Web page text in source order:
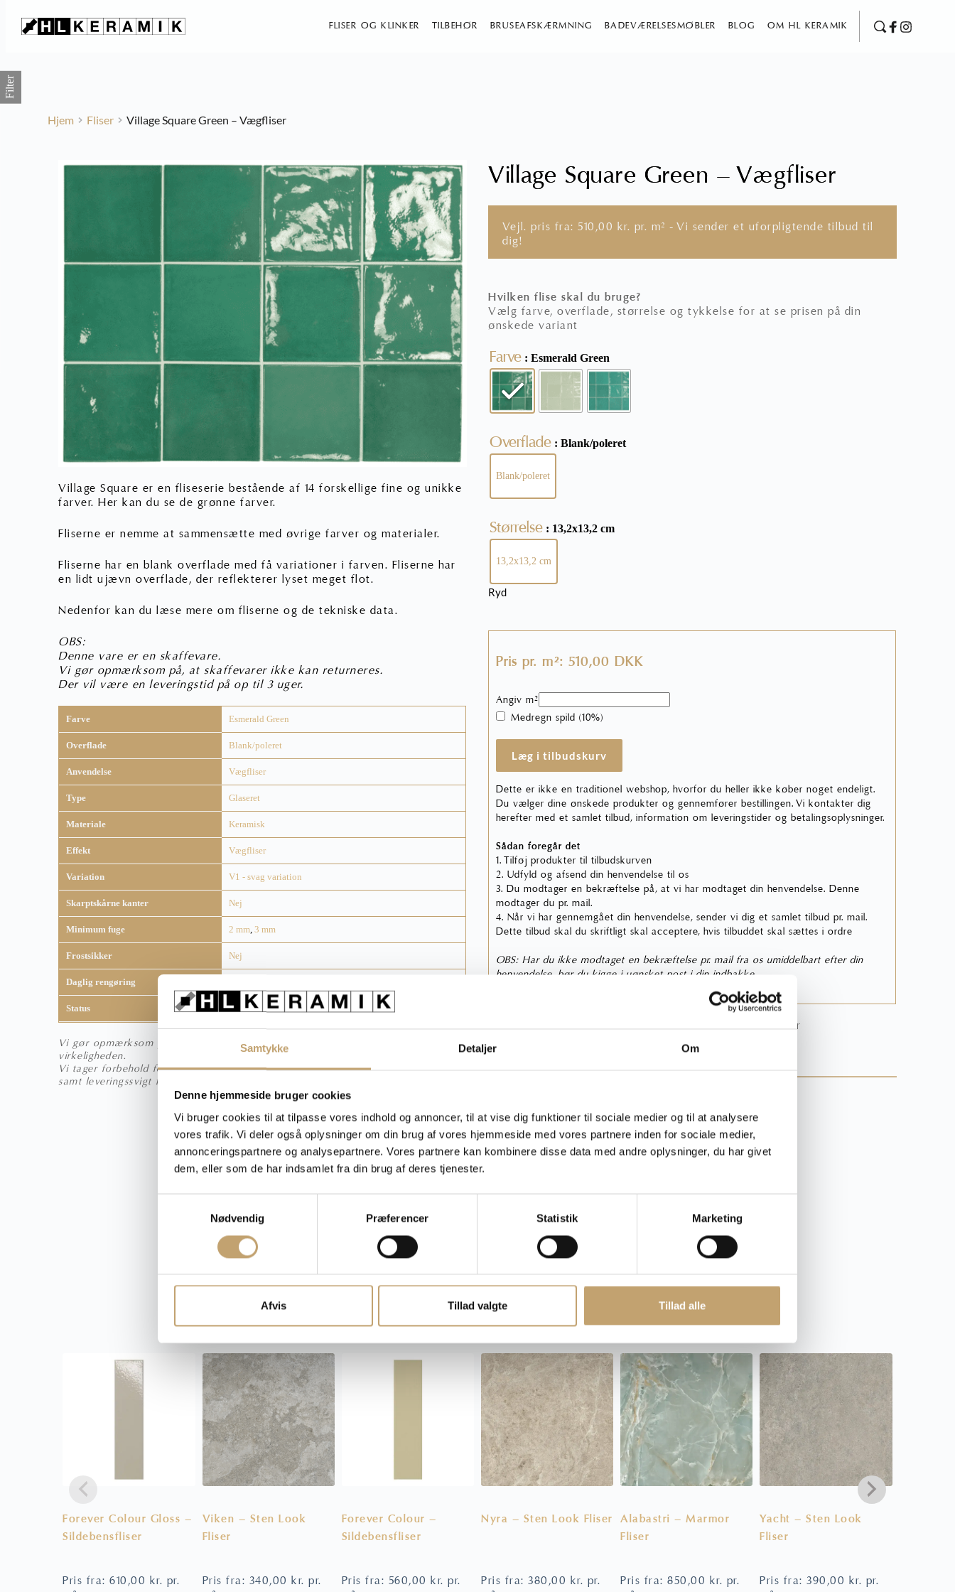
Samtykke Detaljer Om
Denne hjemmeside bruger cookies
Vi bruger cookies til at tilpasse vores indhold og annoncer, til at vise dig funktioner til sociale medier og til at analysere
vores trafik. Vi deler også oplysninger om din brug af vores hjemmeside med vores partnere inden for sociale medier,
annonceringspartnere og analysepartnere. Vores partnere kan kombinere disse data med andre oplysninger, du har givet
dem, eller som de har indsamlet fra din brug af deres tjenester.
v
Nødvendig Præferencer Statistik Marketing
Afvis Tillad valgte Tillad alle
indhold
FLISER OG KLINKER TILBEHØR BRUSEAFSKÆRMNING BADEVÆRELSESMØBLER BLOG OM HL KERAMIK
Hjem Fliser Village Square Green – Vægfliser
Village Square er en fliseserie bestående af 14 forskellige fine og unikke
farver. Her kan du se de grønne farver.
Fliserne er nemme at sammensætte med øvrige farver og materialer.
Fliserne har en blank overflade med få variationer i farven. Fliserne har
en lidt ujævn overflade, der reflekterer lyset meget flot.
Nedenfor kan du læse mere om fliserne og de tekniske data.
OBS:
Denne vare er en skaffevare.
Vi gør opmærksom på, at skaffevarer ikke kan returneres.
Der vil være en leveringstid på op til 3 uger.
Farve Esmerald Green
Overflade Blank/poleret
Anvendelse Vægfliser
Type Glaseret
Materiale Keramisk
Effekt Vægfliser
Variation V1 - svag variation
Skarptskårne kanter Nej
Minimum fuge 2 mm, 3 mm
Frostsikker Nej
Daglig rengøring
Status Bestillingsvare
Vi gør opmærksom på, at fliser kan syne anderledes på billeder end i
virkeligheden.
Vi tager forbehold for trykfejl, prisfejl, udgåede varer, moms- og afgiftsændringer
samt leveringssvigt fra vores leverandører.
Village Square Green – Vægfliser
Vejl. pris fra: 510,00 kr. pr. m² - Vi sender et uforpligtende tilbud til
dig!
Hvilken flise skal du bruge?
Vælg farve, overflade, størrelse og tykkelse for at se prisen på din
ønskede variant
Farve : Esmerald Green
Overflade : Blank/poleret
Blank/poleret
Størrelse : 13,2x13,2 cm
13,2x13,2 cm
Ryd
Pris pr. m²: 510,00 DKK
Angiv m²
Medregn spild (10%)
Læg i tilbudskurv
Dette er ikke en traditionel webshop, hvorfor du heller ikke køber noget endeligt.
Du vælger dine ønskede produkter og gennemfører bestillingen. Vi kontakter dig
herefter med et samlet tilbud, information om leveringstider og betalingsoplysninger.
Sådan foregår det
1. Tilføj produkter til tilbudskurven
2. Udfyld og afsend din henvendelse til os
3. Du modtager en bekræftelse på, at vi har modtaget din henvendelse. Denne
modtager du pr. mail.
4. Når vi har gennemgået din henvendelse, sender vi dig et samlet tilbud pr. mail.
Dette tilbud skal du skriftligt skal acceptere, hvis tilbuddet skal sættes i ordre
OBS: Har du ikke modtaget en bekræftelse pr. mail fra os umiddelbart efter din
henvendelse, bør du kigge i uønsket post i din indbakke.
Du kan læse mere om vores online bestillingsprocesher
Ring til os 75 53 13 44
Skriv til os salg@hl-keramik.dk
Se lignende produkter her
Forever Colour Gloss –
Sildebensfliser
Pris fra:610,00 kr. pr.
Viken – Sten Look
Fliser
Pris fra: 340,00kr. pr.
Forever Colour –
Sildebensfliser
Pris fra: 560,00kr. pr.
Nyra – Sten Look Fliser
Pris fra: 380,00 kr. pr.
Alabastri – Marmor
Fliser
Pris fra:850,00 kr. pr.
Yacht – Sten Look
Fliser
Pris fra:390,00 kr. pr.
Filter